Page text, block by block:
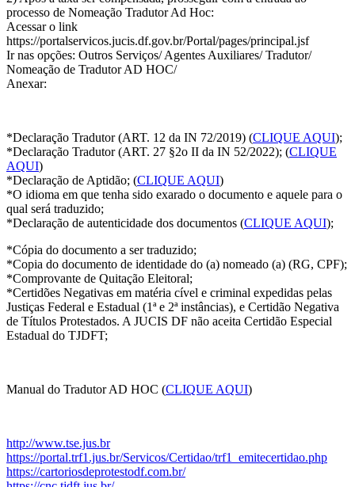
processo de Nomeação Tradutor Ad Hoc:
Acessar o link
https://portalservicos.jucis.df.gov.br/Portal/pages/principal.jsf
Ir nas opções: Outros Serviços/ Agentes Auxiliares/ Tradutor/
Nomeação de Tradutor AD HOC/
Anexar:
*Declaração Tradutor (ART. 12 da IN 72/2019) (CLIQUE AQUI);
*Declaração Tradutor (ART. 27 §2o II da IN 52/2022); (CLIQUE
AQUI)
*Declaração de Aptidão; (CLIQUE AQUI)
*O idioma em que tenha sido exarado o documento e aquele para o
qual será traduzido;
*Declaração de autenticidade dos documentos (CLIQUE AQUI);
*Cópia do documento a ser traduzido;
*Copia do documento de identidade do (a) nomeado (a) (RG, CPF);
*Comprovante de Quitação Eleitoral;
*Certidões Negativas em matéria cível e criminal expedidas pelas
Justiças Federal e Estadual (1ª e 2ª instâncias), e Certidão Negativa
de Títulos Protestados. A JUCIS DF não aceita Certidão Especial
Estadual do TJDFT;
Manual do Tradutor AD HOC (CLIQUE AQUI)
http://www.tse.jus.br
https://portal.trf1.jus.br/Servicos/Certidao/trf1_emitecertidao.php
https://cartoriosdeprotestodf.com.br/